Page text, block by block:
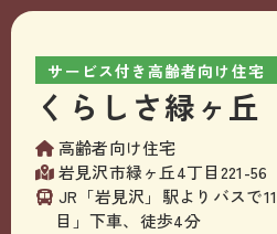
サービス付き高齢者向け住宅
くらしさ緑ヶ丘
高齢者向け住宅
岩見沢市緑ヶ丘4丁目221-56
JR「岩見沢」駅よりバスで
目」下車、徒歩4分